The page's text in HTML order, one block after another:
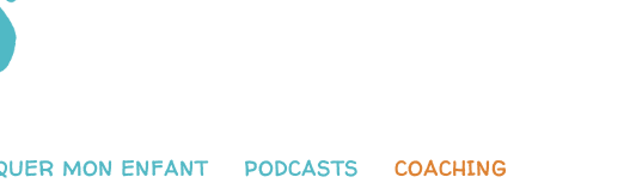
MON ENFANT PODCASTS COACHING